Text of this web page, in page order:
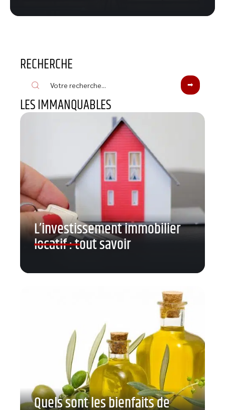
RECHERCHE
LES IMMANQUABLES
L’investissement immobilier
locatif : tout savoir
Quels sont les bienfaits de